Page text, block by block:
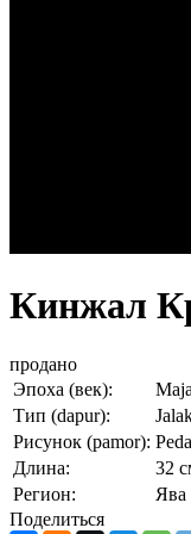
Кинжал
продано
Эпоха (век):
Тип (dapur):
Рисунок (pamor):
Длина:
32
Регион:
Ява
Поделиться